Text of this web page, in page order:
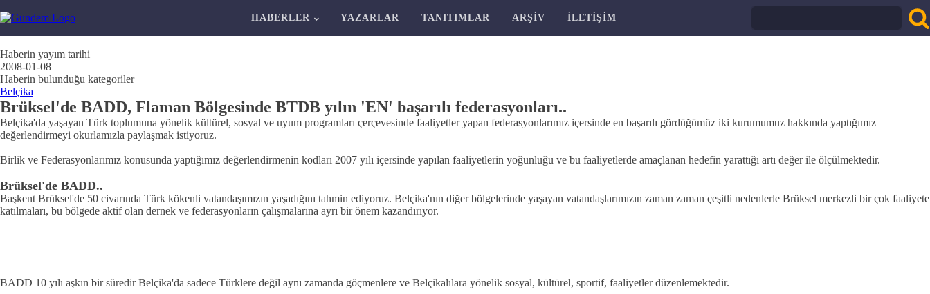
HABERLER YAZARLAR TANITIMLAR ARŞIV İLETIŞIM
Haberin yayım tarihi
2008-01-08
Haberin bulunduğu kategoriler
Belçika
Brüksel'de BADD, Flaman Bölgesinde BTDB yılın 'EN' başarılı federasyonları..
Belçika'da yaşayan Türk toplumuna yönelik kültürel, sosyal ve uyum programları çerçevesinde faaliyetler yapan federasyonlarımız içersinde en başarılı gördüğümüz iki kurumumuz hakkında yaptığımız
değerlendirmeyi okurlamızla paylaşmak istiyoruz.
Birlik ve Federasyonlarımız konusunda yaptığımız değerlendirmenin kodları 2007 yılı içersinde yapılan faaliyetlerin yoğunluğu ve bu faaliyetlerde amaçlanan hedefin yarattığı artı değer ile ölçülmektedir.
Brüksel'de BADD..
Başkent Brüksel'de 50 civarında Türk kökenli vatandaşımızın yaşadığını tahmin ediyoruz. Belçika'nın diğer bölgelerinde yaşayan vatandaşlarımızın zaman zaman çeşitli nedenlerle Brüksel merkezli bir çok faaliyete
katılmaları, bu bölgede aktif olan dernek ve federasyonların çalışmalarına ayrı bir önem kazandırıyor.
BADD 10 yılı aşkın bir süredir Belçika'da sadece Türklere değil aynı zamanda göçmenlere ve Belçikalılara yönelik sosyal, kültürel, sportif, faaliyetler düzenlemektedir.